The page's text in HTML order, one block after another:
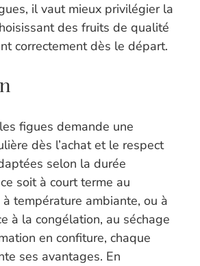
il vaut mieux privilégier la
des fruits de qualité
correctement dès le départ.
figues demande une
dès l’achat et le respect
selon la durée
soit à court terme au
température ambiante, ou à
à la congélation, au séchage
en confiture, chaque
ses avantages. En